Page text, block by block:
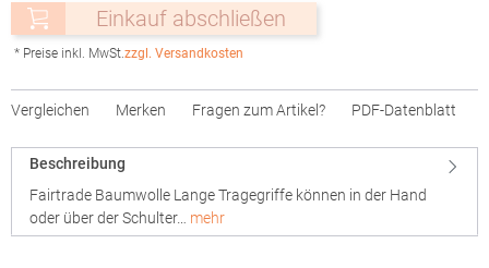
Einkauf abschließen
* Preise inkl. MwSt.zzgl. Versandkosten
Vergleichen Merken Fragen zum Artikel? PDF-Datenblatt
Beschreibung
Fairtrade Baumwolle Lange Tragegriffe können in der Hand
oder über der Schulter… mehr